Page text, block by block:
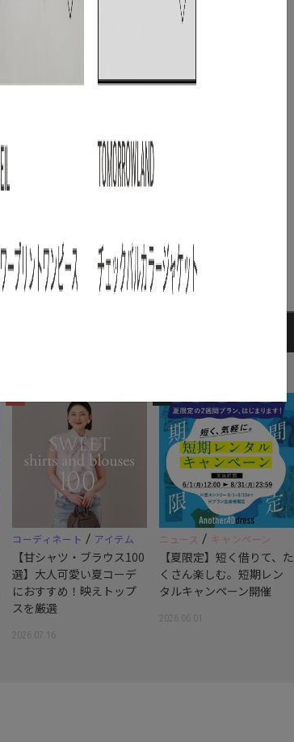
コーディネート / アイテム
【甘シャツ・ブラウス100
選】大人可愛い夏コーデ
におすすめ！映えトップ
スを厳選
2026.07.16
ニュース / キャンペーン
【夏限定】短く借りて、た
くさん楽しむ。短期レン
タルキャンペーン開催
2026.06.01